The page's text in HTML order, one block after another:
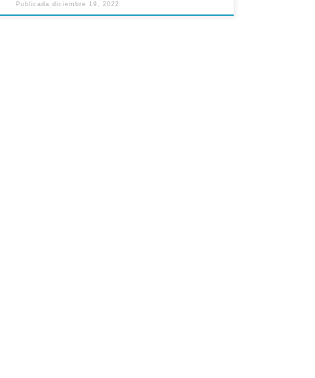
Publicadadiciembre 19, 2022